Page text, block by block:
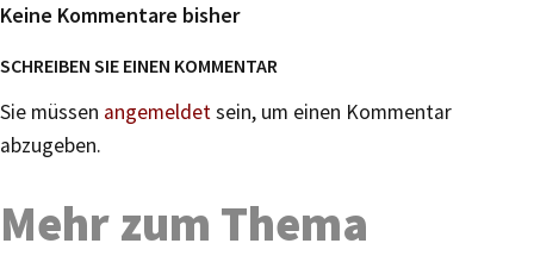
Keine Kommentare bisher
SCHREIBEN SIE EINEN KOMMENTAR
Sie müssen angemeldetsein, um einen Kommentar
abzugeben.
Mehr zum Thema